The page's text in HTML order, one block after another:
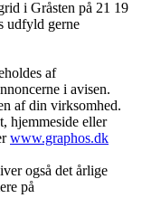
i Gråsten på 21 19
udfyld gerne
af
i avisen.
af din virksomhed.
hjemmeside eller
www.graphos.dk
også det årlige
på